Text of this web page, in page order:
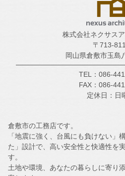
株式会社ネクサス
〒713-
岡山県倉敷市玉島
TEL：086-
FAX：086-
定休日：日
倉敷市の工務店です。
「地震に強く、台風にも負けない」
た」設計で、高い安全性と快適性を
す。
土地や環境、あなたの暮らしに寄り